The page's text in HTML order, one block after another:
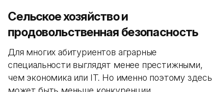
Сельское хозяйство и
продовольственная безопасность
Для многих абитуриентов аграрные
специальности выглядят менее престижными,
чем экономика или IT. Но именно поэтому здесь